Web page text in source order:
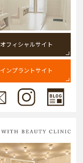
オフィシャルサイト
インプラントサイト